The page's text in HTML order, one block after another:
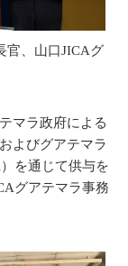
官、山口JICAグ
マラ政府による
よびグアテマラ
を通じて供与を
グアテマラ事務